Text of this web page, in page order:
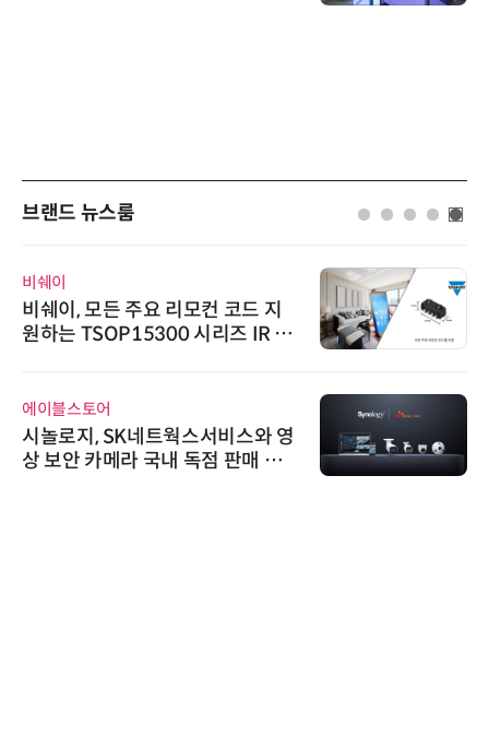
브랜드 뉴스룸
비쉐이
비쉐이, 모든 주요 리모컨 코드 지
원하는 TSOP15300 시리즈 IR 수
에이블스토어
시놀로지, SK네트웍스서비스와 영
상 보안 카메라 국내 독점 판매 파